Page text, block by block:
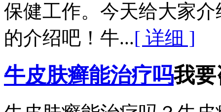
保健工作。今天给大家
的介绍吧！牛...[ 详细 ]
牛皮肤癣能治疗吗我